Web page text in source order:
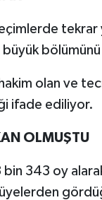
tekrar
bölümünü
olan ve
ifade ediliyor.
OLMUŞTU
343 oy